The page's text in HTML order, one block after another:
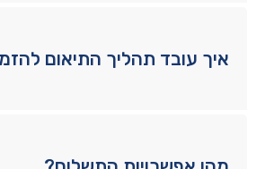
איך עובד תהליך התיאום